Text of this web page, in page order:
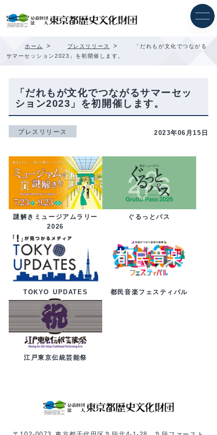
ホーム > プレスリリース >
「だれもが⽂化でつながる
サマーセッション2023」を初開催します。
「だれもが⽂化でつながるサマーセッ
ション2023」を初開催します。
プレスリリース 2023年06月15日
謎解きミュージアムラリー
2026
ぐるっとパス
TOKYO UPDATES 都民音楽フェスティバル
江戸東京伝統芸能祭